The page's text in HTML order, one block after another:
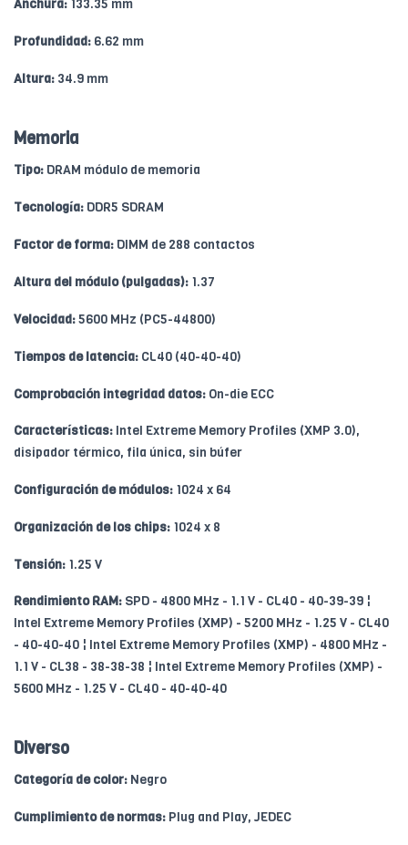
Anchura: 133.35 mm
Profundidad: 6.62 mm
Altura: 34.9 mm
Memoria
Tipo: DRAM módulo de memoria
Tecnología: DDR5 SDRAM
Factor de forma: DIMM de 288 contactos
Altura del módulo (pulgadas): 1.37
Velocidad:5600 MHz (PC5-44800)
Tiempos de latencia: CL40 (40-40-40)
Comprobación integridad datos: On-die ECC
Características: Intel Extreme Memory Profiles (XMP 3.0),
disipador térmico, fila única, sin búfer
Configuración de módulos: 1024 x 64
Organización de los chips: 1024 x 8
Tensión: 1.25 V
Rendimiento RAM: SPD - 4800 MHz - 1.1 V - CL40 - 40-39-39 ¦
Intel Extreme Memory Profiles (XMP) - 5200 MHz - 1.25 V - CL40
- 40-40-40 ¦ Intel Extreme Memory Profiles (XMP) - 4800 MHz -
1.1 V - CL38 - 38-38-38 ¦ Intel Extreme Memory Profiles (XMP) -
5600 MHz - 1.25 V - CL40 - 40-40-40
Diverso
Categoría de color: Negro
Cumplimiento de normas: Plug and Play, JEDEC